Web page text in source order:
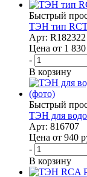
Быстрый
ТЭН тип RCT
Арт: R182322
Цена от 1 830
-
В корзину
Быстрый
ТЭН для
Арт: 816707
Цена от 940
-
В корзину